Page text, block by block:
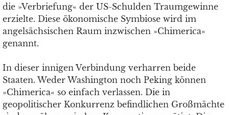
die »Verbriefung« der US-Schulden Traumgewinne
erzielte. Diese ökonomische Symbiose wird im
angelsächsischen Raum inzwischen »Chimerica«
genannt.
In dieser innigen Verbindung verharren beide
Staaten. Weder Washington noch Peking können
»Chimerica« so einfach verlassen. Die in
geopolitischer Konkurrenz befindlichen Großmächte